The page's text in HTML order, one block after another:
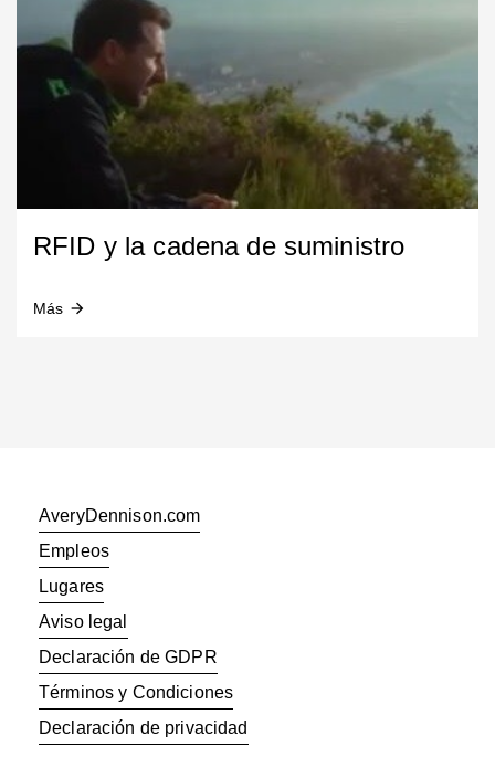
RFID y la cadena de suministro
Más arrow_forward
AveryDennison.com
Empleos
Lugares
Aviso legal
Declaración de GDPR
Términos y Condiciones
Declaración de privacidad